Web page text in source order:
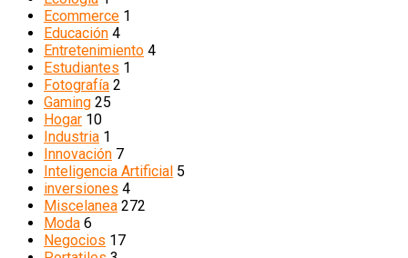
Ecommerce 1
Educación 4
Entretenimiento 4
Estudiantes 1
Fotografía 2
Gaming 25
Hogar 10
Industria 1
Innovación 7
Inteligencia Artificial 5
inversiones 4
Miscelanea 272
Moda 6
Negocios 17